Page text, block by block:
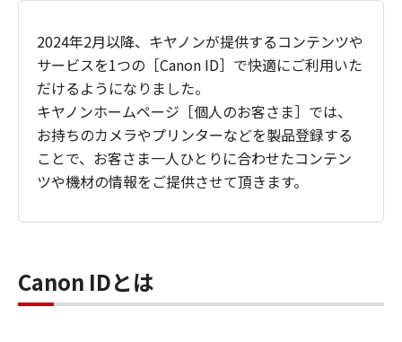
2024年2月以降、キヤノンが提供するコンテンツや
サービスを1つの［Canon ID］で快適にご利用いた
だけるようになりました。
キヤノンホームページ［個人のお客さま］では、
お持ちのカメラやプリンターなどを製品登録する
ことで、お客さま一人ひとりに合わせたコンテン
ツや機材の情報をご提供させて頂きます。
Canon IDとは